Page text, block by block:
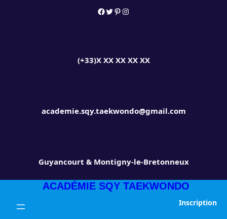
Facebook Twitter Pinterest Instagram
(+33)X XX XX XX XX
academie.sqy.taekwondo@gmail.com
Guyancourt & Montigny-le-Bretonneux
ACADÉMIE SQY TAEKWONDO
Inscription